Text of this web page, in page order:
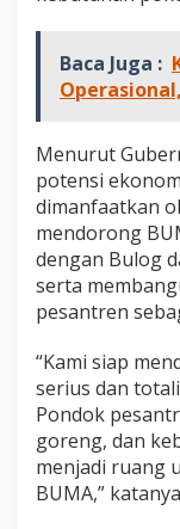
Baca Juga :
Menurut
potensi
dimanfaatkan
mendorong
dengan Bulog
serta
pesantren
“Kami siap
serius dan
Pondok
goreng, dan
menjadi ruang
BUMA,”